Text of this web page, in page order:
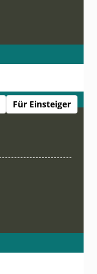
Für Einsteiger